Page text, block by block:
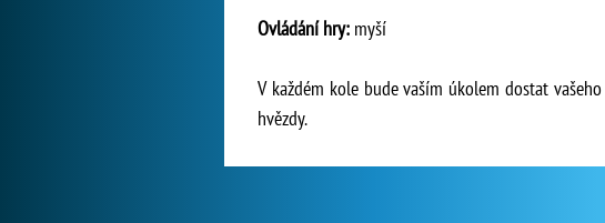
Ovládání hry: myší
V každém kole bude vaším úkolem dostat
hvězdy.